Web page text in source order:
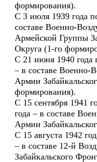
формирования).
С 3 июля 1939 года
составе Военно-
Армейской Группы
Округа (1-го
С 21 июня 1940 года
– в составе
Армии
формирования).
С 15 сентября 1941
года – в составе
Армии
С 15 августа 1942
– в составе 12-й
Забайкальского